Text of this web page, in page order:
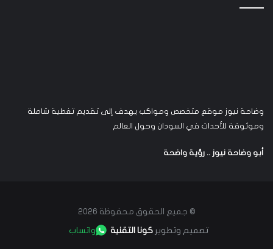
وضاحة نيوز موقع متخصص ومواكب يهدف إلى تقديم تغطية شاملة
وموثوقة للأحداث في السودان وحول العالم
أبو وضاحة نيوز .. رؤية واضحة
© جميع الحقوق محفوظة 2026
تصميم وتطويركونا التقنية واتساب